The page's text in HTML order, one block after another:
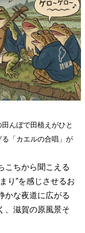
んぼで田植えがひと
「カエルの合唱」が
こちから聞こえる
り”を感じさせるお
かな夜道に広がる
、滋賀の原風景そ